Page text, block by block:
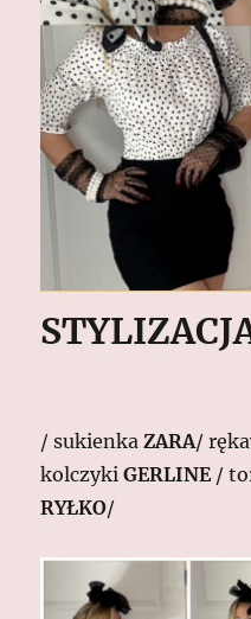
/ sukienkaZARA/
kolczykiGERLINE /
RYŁKO/